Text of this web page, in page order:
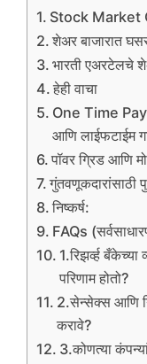
Stock Market
शेअर बाजारात
भारती एअरटेलचे
हेही वाचा
One Time
आणि लाईफटाईम
पॉवर ग्रिड आणि
गुंतवणूकदारांसाठी
निष्कर्ष:
FAQs
1.रिझर्व्ह
परिणाम होतो?
2.सेन्सेक्स आणि
करावे?
3.कोणत्या